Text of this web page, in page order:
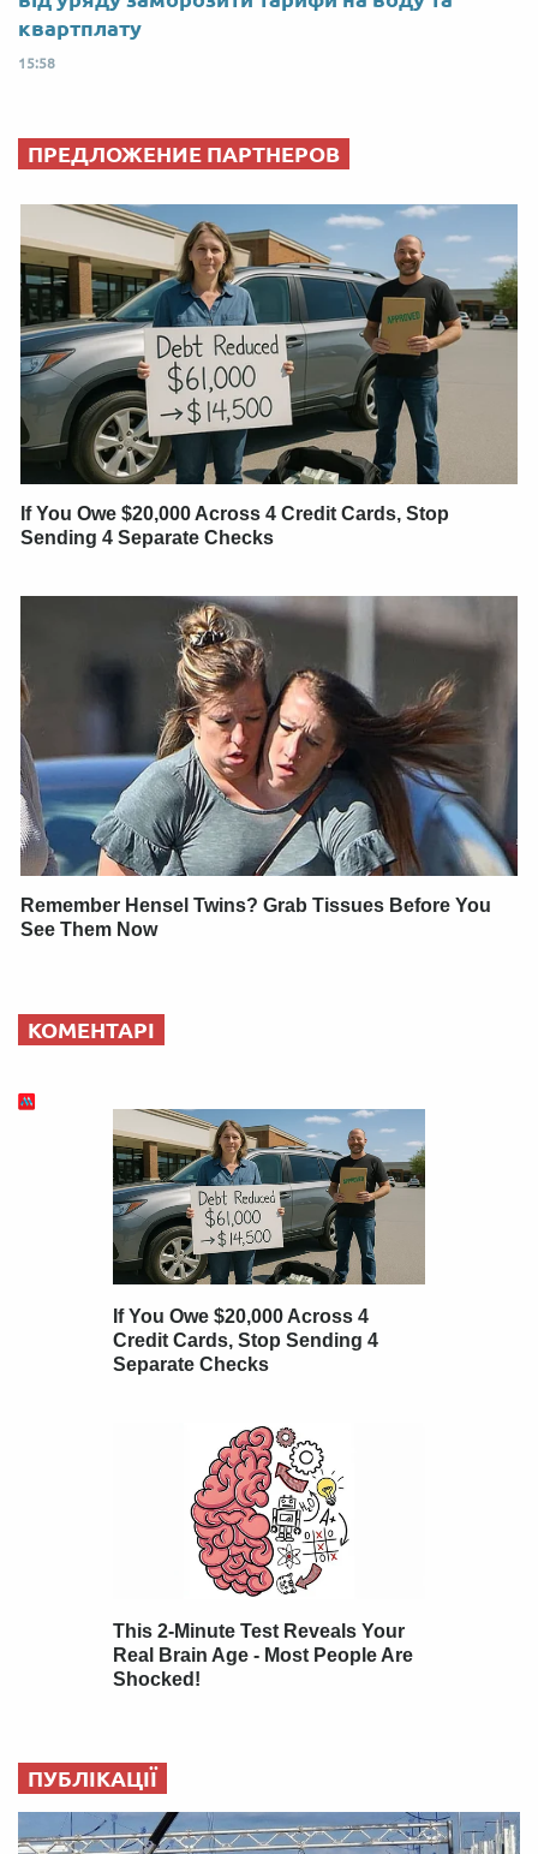
квартплату
15:58
ПРЕДЛОЖЕНИЕ ПАРТНЕРОВ
If You Owe $20,000 Across 4 Credit Cards, Stop
Sending 4 Separate Checks
Remember Hensel Twins? Grab Tissues Before You
See Them Now
КОМЕНТАРІ
ПУБЛІКАЦІЇ